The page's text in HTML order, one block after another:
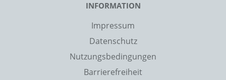
INFORMATION
Impressum
Datenschutz
Nutzungsbedingungen
Barrierefreiheit